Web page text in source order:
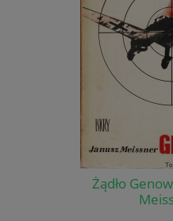
Żądło